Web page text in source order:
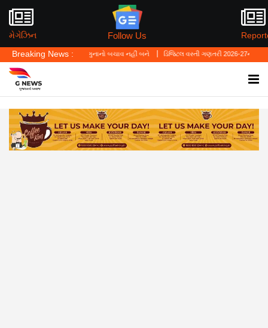
મેગેઝિન Follow Us
Breaking News :
લો' ગુનાનો બચાવ નહીં બને ડિજિટલ વસ્તી ગણતરી 2026-27નો પ્રારંભ, ઘર બેઠા